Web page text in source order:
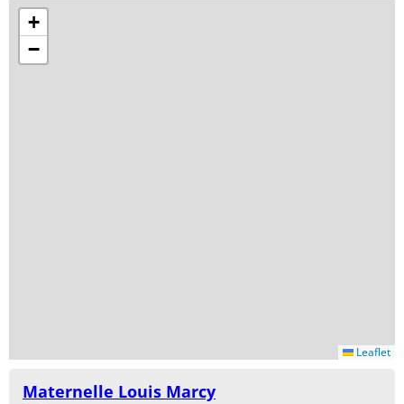
+
−
Leaflet
Maternelle Louis Marcy